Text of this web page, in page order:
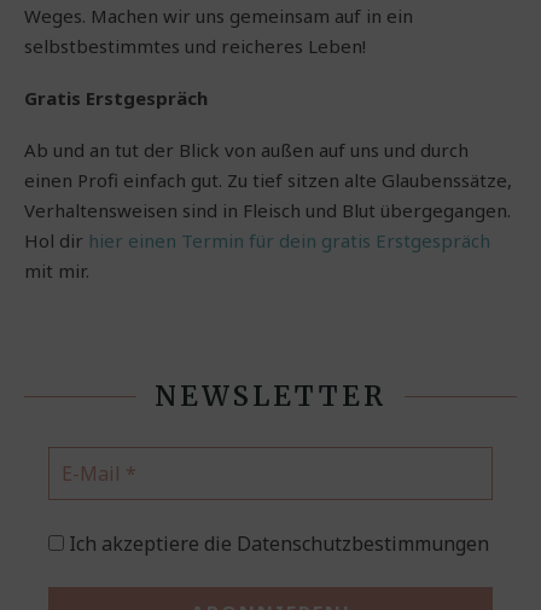
Weges. Machen wir uns gemeinsam auf in ein
selbstbestimmtes und reicheres Leben!
Gratis Erstgespräch
Ab und an tut der Blick von außen auf uns und durch
einen Profi einfach gut. Zu tief sitzen alte Glaubenssätze,
Verhaltensweisen sind in Fleisch und Blut übergegangen.
Hol dir hier einen Termin für dein gratis Erstgespräch
mit mir.
NEWSLETTER
Ich akzeptiere die Datenschutzbestimmungen